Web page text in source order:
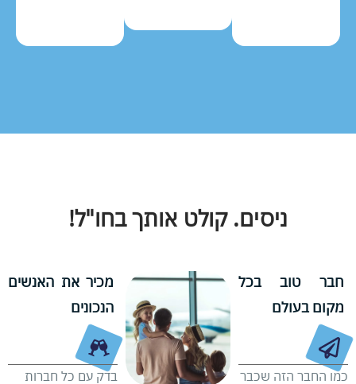
ניסים. קולט אותך בחו"ל!
חבר טוב בכל
מקום בעולם
כמו החבר הזה שכבר
מכיר את האנשים
הנכונים
בדק עם כל חברות